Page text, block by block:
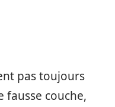
pas toujours
fausse couche,